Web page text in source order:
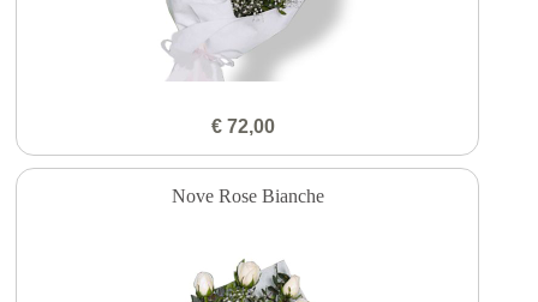
€ 72,00
Nove Rose Bianche